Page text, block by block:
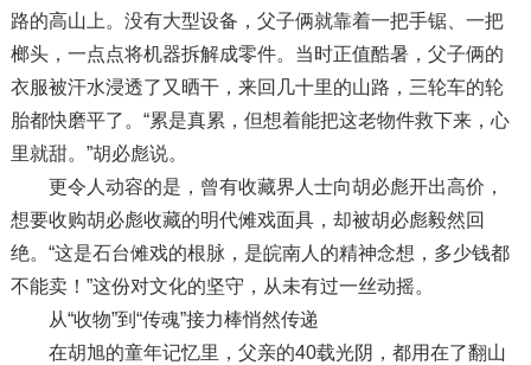
路的高山上。没有大型设备，父子俩就靠着一把手锯、一把
榔头，一点点将机器拆解成零件。当时正值酷暑，父子俩的
衣服被汗水浸透了又晒干，来回几十里的山路，三轮车的轮
胎都快磨平了。“累是真累，但想着能把这老物件救下来，心
里就甜。”胡必彪说。
更令人动容的是，曾有收藏界人士向胡必彪开出高价，
想要收购胡必彪收藏的明代傩戏面具，却被胡必彪毅然回
绝。“这是石台傩戏的根脉，是皖南人的精神念想，多少钱都
不能卖！”这份对文化的坚守，从未有过一丝动摇。
从“收物”到“传魂”接力棒悄然传递
在胡旭的童年记忆里，父亲的40载光阴，都用在了翻山